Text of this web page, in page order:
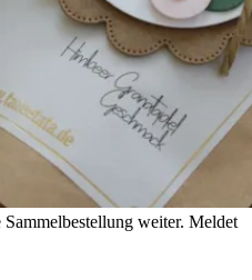
weiter. Meldet